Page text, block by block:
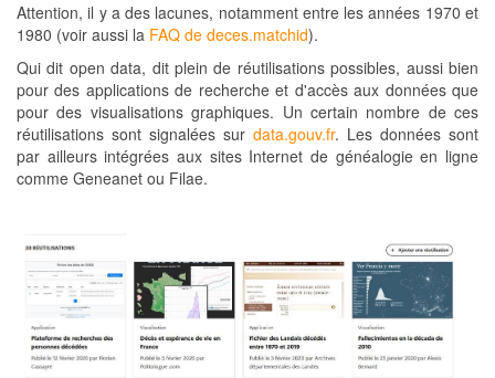
Attention, il y a des lacunes, notamment entre les années 1970 et
1980 (voir aussi la FAQ de deces.matchid).
Qui dit open data, dit plein de réutilisations possibles, aussi bien
pour des applications de recherche et d'accès aux données que
pour des visualisations graphiques. Un certain nombre de ces
réutilisations sont signalées sur data.gouv.fr. Les données sont
par ailleurs intégrées aux sites Internet de généalogie en ligne
comme Geneanet ou Filae.